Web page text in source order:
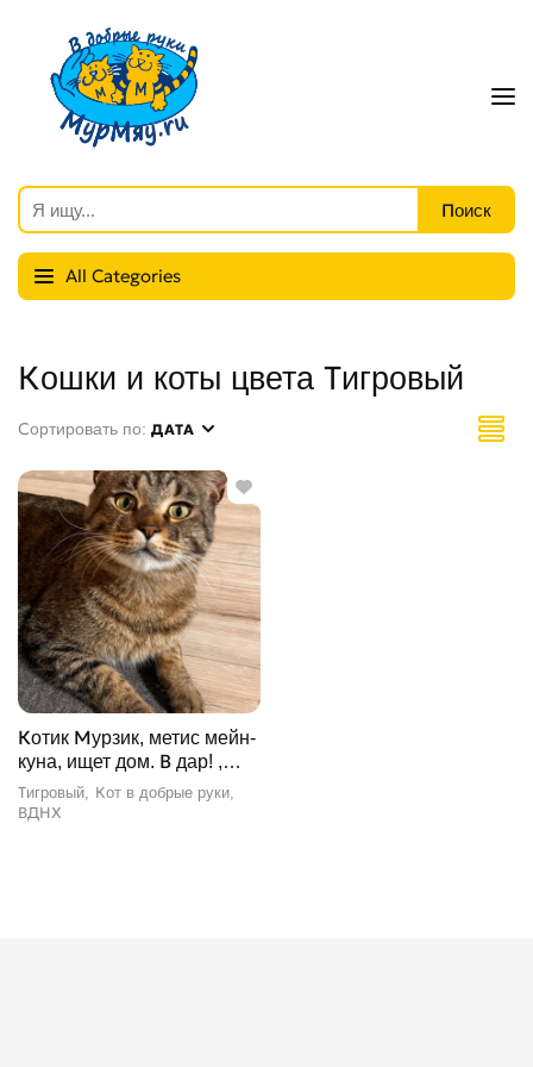
All Categories
Кошки и коты цвета Тигровый
Сортировать по: ДАТА
Котик Мурзик, метис мейн-
куна, ищет дом. В дар! ,
Тигровый, ВДНХ, Кот в
добрые руки
Тигровый Кот в добрые руки
ВДНХ